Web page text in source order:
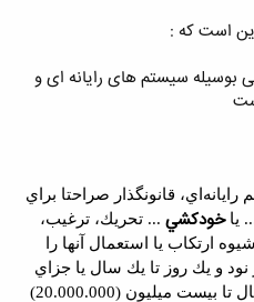
است که :
سیستم های رایانه ای و
قانون جرائم رايانه‌اي، قانونگذار صراحتا براي
ياخودكشي ... تحريك، ترغيب،
ارتكاب يا استعمال آنها را
و يك روز تا يك سال يا جزاي
نقدي از پنج ميليون (5.000.000) ريال تا بيست ميليون (20.000.000)